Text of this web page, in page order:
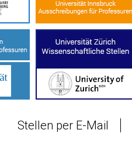
Stellen per E-Mail